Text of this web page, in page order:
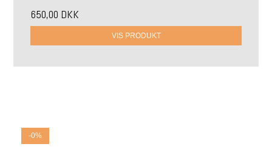
650,00 DKK
VIS PRODUKT
-0%